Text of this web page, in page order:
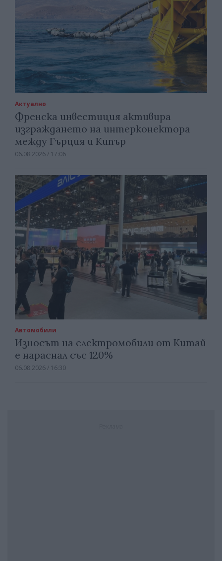
Актуално
Френска инвестиция активира
изграждането на интерконектора
между Гърция и Кипър
06.08.2026 / 17:06
Автомобили
Износът на електромобили от Китай
е нараснал със 120%
06.08.2026 / 16:30